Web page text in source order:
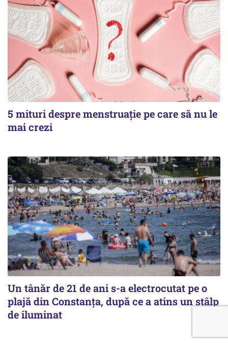
5 mituri despre menstruație pe care să nu le
mai crezi
Un tânăr de 21 de ani s-a electrocutat pe o
plajă din Constanța, după ce a atins un stâlp
de iluminat